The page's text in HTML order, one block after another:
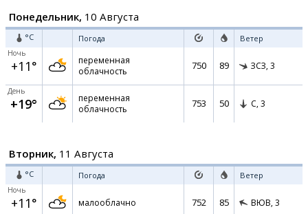
Понедельник, 10 Августа
°C Погода Ветер
Ночь
+11°
переменная
облачность
750 89 ЗСЗ, 3
День
+19°
переменная
облачность
753 50 С, 3
Вторник, 11 Августа
°C Погода Ветер
Ночь
+11° малооблачно 752 85 ВЮВ, 3